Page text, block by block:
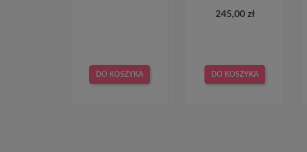
DO KOSZYKA
245,00 zł
DO KOSZYKA